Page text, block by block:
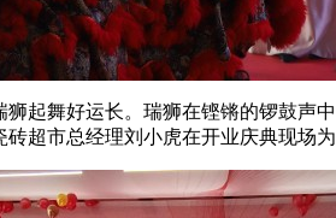
舞好运长。瑞狮在铿锵的锣鼓声中
砖超市总经理刘小虎在开业庆典现场